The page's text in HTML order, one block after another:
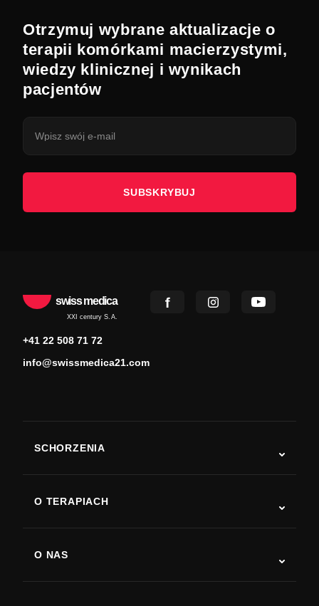
Otrzymuj wybrane aktualizacje o
terapii komórkami macierzystymi,
wiedzy klinicznej i wynikach
pacjentów
SUBSKRYBUJ
swiss medica
XXI century S.A.
+41 22 508 71 72
info@swissmedica21.com
SCHORZENIA
Choroba Parkinsona
Zapalenie stawów
O TERAPIACH
O NAS